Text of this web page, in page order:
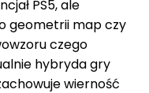
PS5, ale
geometrii map czy
czego
hybryda gry
wierność